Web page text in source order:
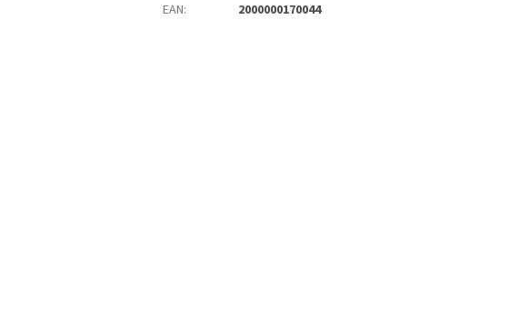
EAN: 2000000170044